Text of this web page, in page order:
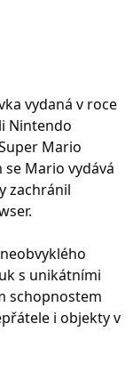
vydaná v roce
Nintendo
Mario
Mario vydává
zachránil
s unikátními
schopnostem
i objekty v